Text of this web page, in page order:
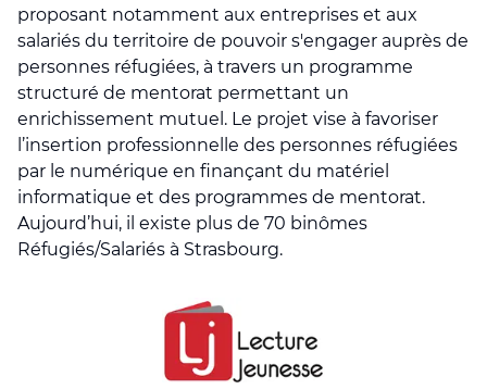
proposant notamment aux entreprises et aux
salariés du territoire de pouvoir s'engager auprès de
personnes réfugiées, à travers un programme
structuré de mentorat permettant un
enrichissement mutuel. Le projet vise à favoriser
l’insertion professionnelle des personnes réfugiées
par le numérique en finançant du matériel
informatique et des programmes de mentorat.
Aujourd’hui, il existe plus de 70 binômes
Réfugiés/Salariés à Strasbourg.